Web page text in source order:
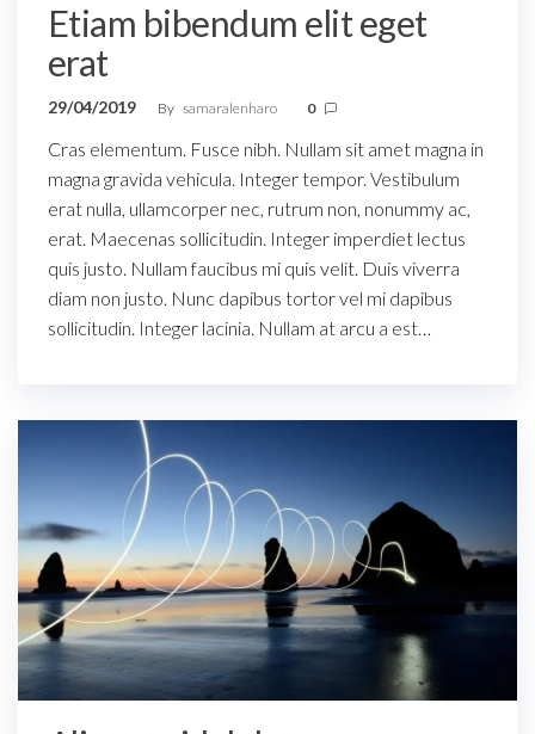
Etiam bibendum elit eget
erat
29/04/2019 By samaralenharo 0
Cras elementum. Fusce nibh. Nullam sit amet magna in
magna gravida vehicula. Integer tempor. Vestibulum
erat nulla, ullamcorper nec, rutrum non, nonummy ac,
erat. Maecenas sollicitudin. Integer imperdiet lectus
quis justo. Nullam faucibus mi quis velit. Duis viverra
diam non justo. Nunc dapibus tortor vel mi dapibus
sollicitudin. Integer lacinia. Nullam at arcu a est…